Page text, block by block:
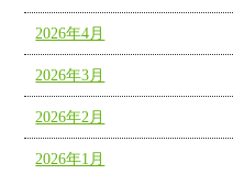
2026年4月
2026年3月
2026年2月
2026年1月